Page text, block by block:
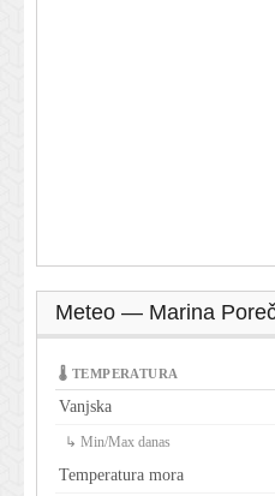
Meteo — Marina
🌡 TEMPERATURA
Vanjska
↳ Min/Max danas
Temperatura mora